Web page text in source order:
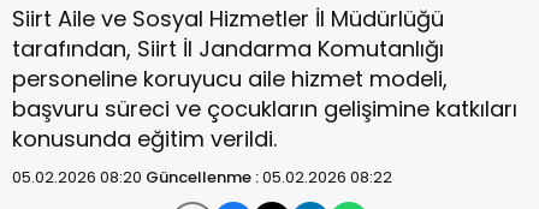
Siirt Aile ve Sosyal Hizmetler İl Müdürlüğü
tarafından, Siirt İl Jandarma Komutanlığı
personeline koruyucu aile hizmet modeli,
başvuru süreci ve çocukların gelişimine katkıları
konusunda eğitim verildi.
05.02.2026 08:20 Güncellenme :05.02.2026 08:22